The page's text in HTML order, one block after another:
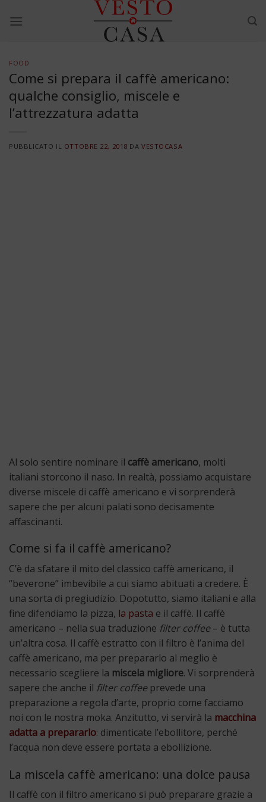
FOOD
Come si prepara il caffè americano:
qualche consiglio, miscele e
l’attrezzatura adatta
PUBBLICATO IL OTTOBRE 22, 2018 DAVESTOCASA
Al solo sentire nominare il caffè americano, molti
italiani storcono il naso. In realtà, possiamo acquistare
diverse miscele di caffè americano e vi sorprenderà
sapere che per alcuni palati sono decisamente
affascinanti.
Come si fa il caffè americano?
C’è da sfatare il mito del classico caffè americano, il
“beverone” imbevibile a cui siamo abituati a credere. È
una sorta di pregiudizio. Dopotutto, siamo italiani e alla
fine difendiamo la pizza, la pasta e il caffè. Il caffè
americano – nella sua traduzione filter coffee– è tutta
un’altra cosa. Il caffè estratto con il filtro è l’anima del
caffè americano, ma per prepararlo al meglio è
necessario scegliere la miscela migliore. Vi sorprenderà
sapere che anche il filter coffeeprevede una
preparazione a regola d’arte, proprio come facciamo
noi con le nostra moka. Anzitutto, vi servirà la macchina
adatta a prepararlo: dimenticate l’ebollitore, perché
l’acqua non deve essere portata a ebollizione.
La miscela caffè americano: una dolce pausa
Il caffè con il filtro americano si può preparare grazie a